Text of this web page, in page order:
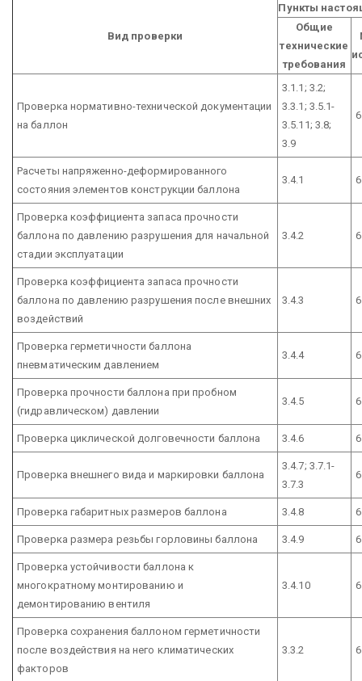
Вид проверки
Пункты
Общие
технические
требования
Проверка нормативно-технической документации
на баллон
3.1.1; 3.2;
3.3.1; 3.5.1-
3.5.11; 3.8;
3.9
Расчеты напряженно-деформированного
состояния элементов конструкции баллона
3.4.1
Проверка коэффициента запаса прочности
баллона по давлению разрушения для начальной
стадии эксплуатации
3.4.2
Проверка коэффициента запаса прочности
баллона по давлению разрушения после внешних
воздействий
3.4.3
Проверка герметичности баллона
пневматическим давлением
3.4.4
Проверка прочности баллона при пробном
(гидравлическом) давлении
3.4.5
Проверка циклической долговечности баллона 3.4.6
Проверка внешнего вида и маркировки баллона
3.4.7; 3.7.1-
3.7.3
Проверка габаритных размеров баллона 3.4.8
Проверка размера резьбы горловины баллона 3.4.9
Проверка устойчивости баллона к
многократному монтированию и
демонтированию вентиля
3.4.10
Проверка сохранения баллоном герметичности
после воздействия на него климатических
факторов
3.3.2